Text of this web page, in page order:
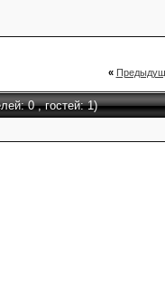
«
0 , гостей: 1)